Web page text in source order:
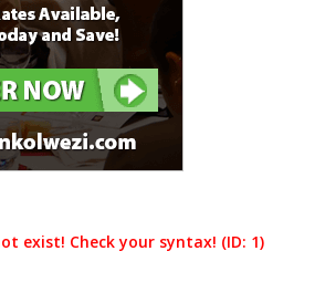
exist! Check your syntax! (ID: 1)